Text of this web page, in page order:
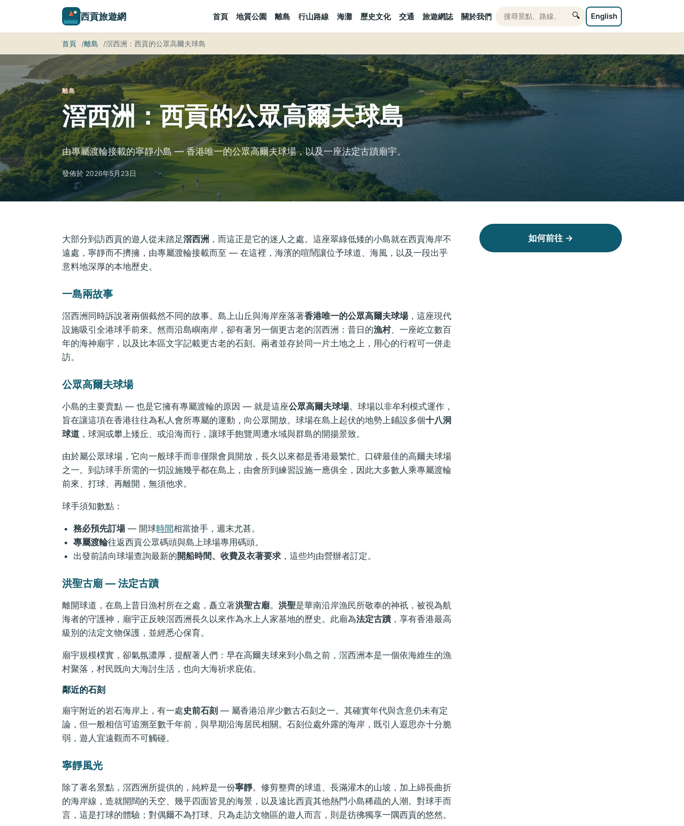
西貢旅遊網 首頁 地質公園 離島 行山路線 海灘 歷史文化 交通 旅遊網誌 關於我們 🔍 English
首頁 離島 滘西洲：西貢的公眾高爾夫球島
離島
滘西洲：西貢的公眾高爾夫球島
由專屬渡輪接載的寧靜小島 — 香港唯一的公眾高爾夫球場，以及一座法定古蹟廟宇。
發佈於 2026年5月23日
大部分到訪西貢的遊人從未踏足滘西洲 ，而這正是它的迷人之處。這座翠綠低矮的小島就在西貢海岸不
遠處，寧靜而不擠擁，由專屬渡輪接載而至 — 在這裡，海濱的喧鬧讓位予球道、海風，以及一段出乎
意料地深厚的本地歷史。
一島兩故事
滘西洲同時訴說著兩個截然不同的故事。島上山丘與海岸座落著香港唯一的公眾高爾夫球場，這座現代
設施吸引全港球手前來。然而沿島嶼南岸，卻有著另一個更古老的滘西洲：昔日的漁村、一座屹立數百
年的海神廟宇，以及比本區文字記載更古老的石刻。兩者並存於同一片土地之上，用心的行程可一併走
訪。
公眾高爾夫球場
小島的主要賣點 — 也是它擁有專屬渡輪的原因 — 就是這座公眾高爾夫球場。球場以非牟利模式運作，
旨在讓這項在香港往往為私人會所專屬的運動，向公眾開放。球場在島上起伏的地勢上鋪設多個十八洞
球道 ，球洞或攀上矮丘、或沿海而行，讓球手飽覽周遭水域與群島的開揚景致。
由於屬公眾球場，它向一般球手而非僅限會員開放，長久以來都是香港最繁忙、口碑最佳的高爾夫球場
之一。到訪球手所需的一切設施幾乎都在島上，由會所到練習設施一應俱全，因此大多數人乘專屬渡輪
前來、打球、再離開，無須他求。
球手須知數點：
務必預先訂場— 開球時間相當搶手，週末尤甚。
專屬渡輪往返西貢公眾碼頭與島上球場專用碼頭。
出發前請向球場查詢最新的 開船時間、收費及衣著要求 ，這些均由營辦者訂定。
洪聖古廟 — 法定古蹟
離開球道，在島上昔日漁村所在之處，矗立著洪聖古廟。 洪聖是華南沿岸漁民所敬奉的神祇，被視為航
海者的守護神，廟宇正反映滘西洲長久以來作為水上人家基地的歷史。此廟為法定古蹟 ，享有香港最高
級別的法定文物保護，並經悉心保育。
廟宇規模樸實，卻氣氛濃厚，提醒著人們：早在高爾夫球來到小島之前，滘西洲本是一個依海維生的漁
村聚落，村民既向大海討生活，也向大海祈求庇佑。
鄰近的石刻
廟宇附近的岩石海岸上，有一處史前石刻 — 屬香港沿岸少數古石刻之一。其確實年代與含意仍未有定
論，但一般相信可追溯至數千年前，與早期沿海居民相關。石刻位處外露的海岸，既引人遐思亦十分脆
弱，遊人宜遠觀而不可觸碰。
寧靜風光
除了著名景點，滘西洲所提供的，純粹是一份寧靜。修剪整齊的球道、長滿灌木的山坡，加上綿長曲折
的海岸線，造就開闊的天空、幾乎四面皆見的海景，以及遠比西貢其他熱門小島稀疏的人潮。對球手而
言，這是打球的體驗；對偶爾不為打球、只為走訪文物區的遊人而言，則是彷彿獨享一隅西貢的悠然。
如何前往 →